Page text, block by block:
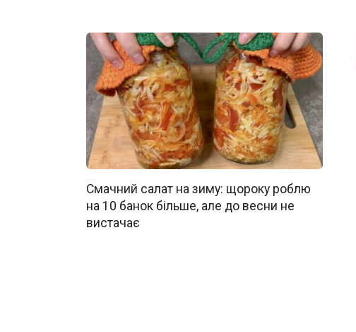
Смачний салат на зиму: щороку роблю
на 10 банок більше, але до весни не
вистачає